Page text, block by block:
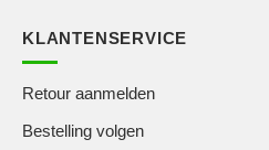
KLANTENSERVICE
Retour aanmelden
Bestelling volgen